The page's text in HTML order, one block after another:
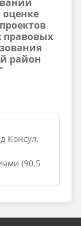
оценке
район
Консул.
(90.5